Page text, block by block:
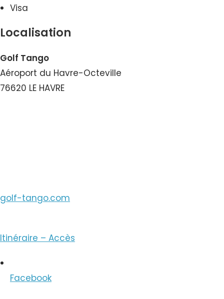
Visa
Localisation
Golf Tango
Aéroport du Havre-Octeville
76620 LE HAVRE
golf-tango.com
Itinéraire – Accès
Facebook